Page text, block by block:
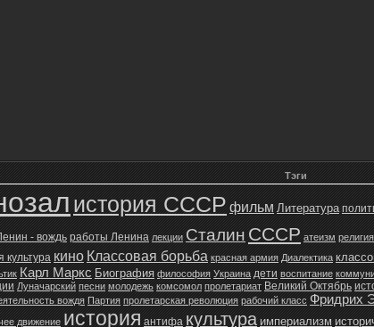
Тэги
история СССРфильм Литература
- вождь работы Ленина лекции Сталин СССР атеизм религия
культура киноКлассовая борьба красная армия Диалектика
Карл Маркс Биография философия Украина дети воспитание
Луначарский песни молодежь комсомол пролетариат Великий Октябрь
вождя Партия пролетарская революция рабочий класс Фридрих
движение история антифа культура империализм